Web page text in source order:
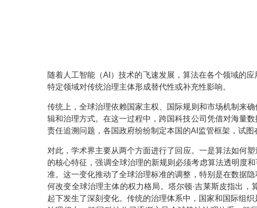
随着人工智能（AI）技术的飞速发展，算法在各个领域的
特定领域对传统治理主体形成替代性或补充性影响。
传统上，全球治理依赖国家主权、国际规则和市场机制来
辑和治理方式。在这一过程中，跨国科技公司凭借对海量
责任追溯问题，各国政府纷纷制定本国的AI监管框架，试
对此，学术界主要从两个方面进行了回应。一是算法如何
的核心特征，强调全球治理的新规则必须考虑算法透明度
准。这一变化推动了全球治理标准的调整，特别是在数据
何改变全球治理主体的权力格局。塔尔顿·吉莱斯皮指出
起下发生了深刻变化。传统的治理体系中，国家和国际组